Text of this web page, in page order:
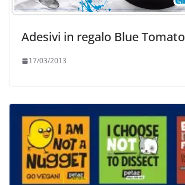
Adesivi in regalo Blue Tomato
17/03/2013